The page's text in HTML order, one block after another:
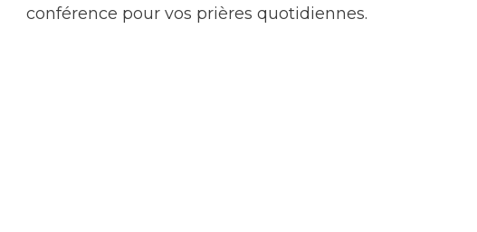
conférence pour vos prières quotidiennes.